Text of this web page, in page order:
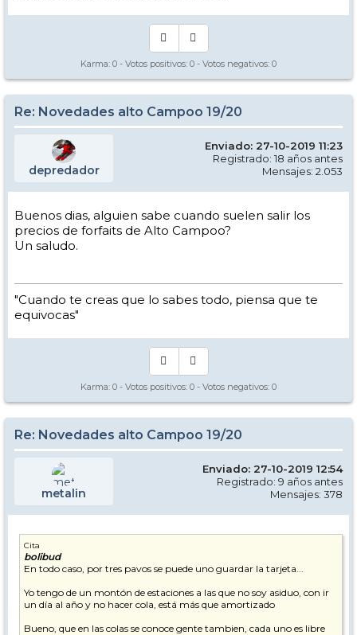
Karma: 0 - Votos positivos: 0 - Votos negativos: 0
Re: Novedades alto Campoo 19/20
depredador
Enviado: 27-10-2019 11:23
Registrado: 18 años antes
Mensajes: 2.053
Buenos dias, alguien sabe cuando suelen salir los
precios de forfaits de Alto Campoo?
Un saludo.
"Cuando te creas que lo sabes todo, piensa que te
equivocas"
Karma: 0 - Votos positivos: 0 - Votos negativos: 0
Re: Novedades alto Campoo 19/20
metalin
Enviado: 27-10-2019 12:54
Registrado: 9 años antes
Mensajes: 378
Cita
bolibud
En todo caso, por tres pavos se puede uno guardar la tarjeta...
Yo tengo de un montón de estaciones a las que no soy asiduo, con ir
un día al año y no hacer cola, está más que amortizado
Bueno, que en las colas se conoce gente tambien, cada uno es libre